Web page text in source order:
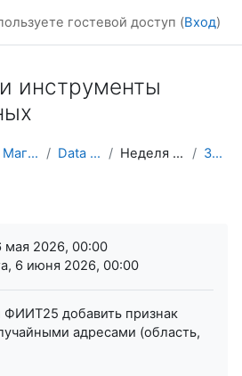
гостевой доступ (Вход)
инструменты
Магистратура Data Scince и АД Неделя 13. 04.05-10.05. Задание 5
мая 2026, 00:00
6 июня 2026, 00:00
добавить признак
адресами (область,